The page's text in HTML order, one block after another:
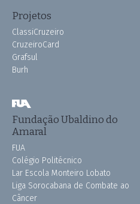
Projetos
ClassiCruzeiro
CruzeiroCard
Grafsul
Burh
Fundação Ubaldino do
Amaral
FUA
Colégio Politécnico
Lar Escola Monteiro Lobato
Liga Sorocabana de Combate ao
Câncer